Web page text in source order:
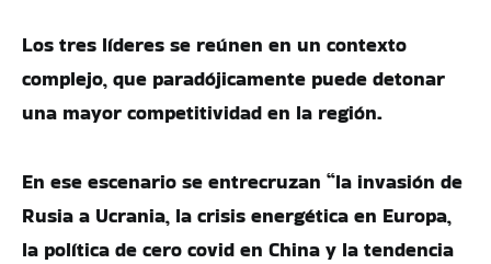
Los tres líderes se reúnen en un contexto
complejo, que paradójicamente puede detonar
una mayor competitividad en la región.
En ese escenario se entrecruzan “la invasión de
Rusia a Ucrania, la crisis energética en Europa,
la política de cero covid en China y la tendencia